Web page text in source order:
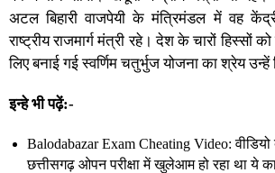
परिजनों को यह अथाह दुःख सहन करने की शक्ति
ॐ…
अटल बिहारी वाजपेयी के मंत्रिमंडल में वह
राष्ट्रीय राजमार्ग मंत्री रहे। देश के चारों हिस्सों
लिए बनाई गई स्वर्णिम चतुर्भुज योजना का श्रेय उन्हें
इन्हे भी पढ़ें:-
Balodabazar Exam Cheating Video:
छत्तीसगढ़ ओपन परीक्षा में खुलेआम हो रहा था ये